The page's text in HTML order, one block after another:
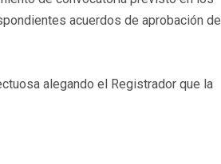
acuerdos de aprobación de
alegando el Registrador que la